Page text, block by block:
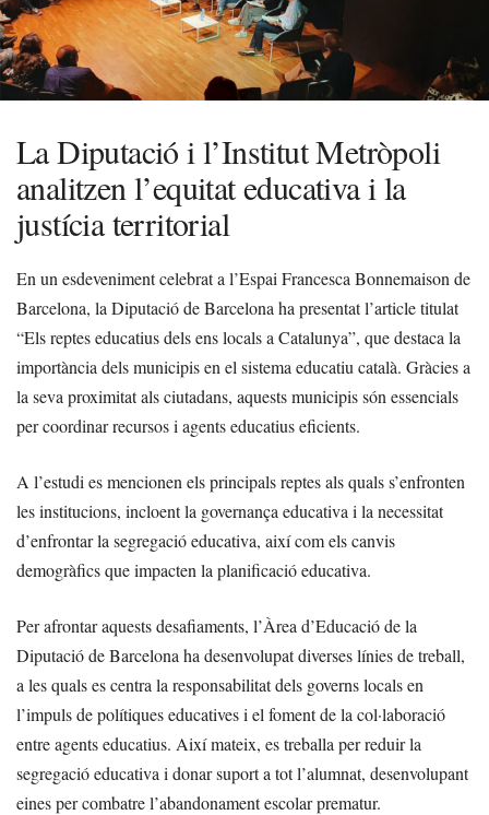
La Diputació i l’Institut Metròpoli
analitzen l’equitat educativa i la
justícia territorial
En un esdeveniment celebrat a l’Espai Francesca Bonnemaison de
Barcelona, la Diputació de Barcelona ha presentat l’article titulat
“Els reptes educatius dels ens locals a Catalunya”, que destaca la
importància dels municipis en el sistema educatiu català. Gràcies a
la seva proximitat als ciutadans, aquests municipis són essencials
per coordinar recursos i agents educatius eficients.
A l’estudi es mencionen els principals reptes als quals s’enfronten
les institucions, incloent la governança educativa i la necessitat
d’enfrontar la segregació educativa, així com els canvis
demogràfics que impacten la planificació educativa.
Per afrontar aquests desafiaments, l’Àrea d’Educació de la
Diputació de Barcelona ha desenvolupat diverses línies de treball,
a les quals es centra la responsabilitat dels governs locals en
l’impuls de polítiques educatives i el foment de la col·laboració
entre agents educatius. Així mateix, es treballa per reduir la
segregació educativa i donar suport a tot l’alumnat, desenvolupant
eines per combatre l’abandonament escolar prematur.